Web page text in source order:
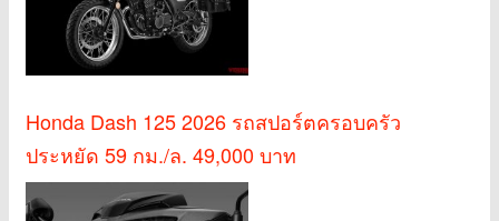
Honda Dash 125 2026 รถสปอร์ตครอบครัว
ประหยัด 59 กม./ล. 49,000 บาท